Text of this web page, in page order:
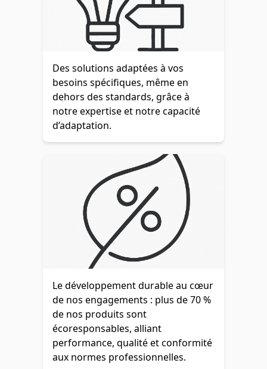
Des solutions adaptées à vos
besoins spécifiques, même en
dehors des standards, grâce à
notre expertise et notre capacité
d’adaptation.
Le développement durable au cœur
de nos engagements : plus de 70 %
de nos produits sont
écoresponsables, alliant
performance, qualité et conformité
aux normes professionnelles.